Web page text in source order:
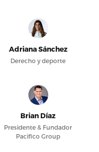
Adriana Sánchez
Derecho y deporte
Brian Díaz
Presidente & Fundador
Pacifico Group